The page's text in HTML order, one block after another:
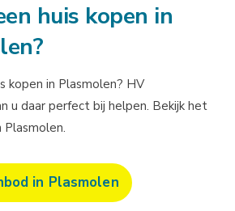
huis kopen in
kopen in Plasmolen? HV
u daar perfect bij helpen. Bekijk het
Plasmolen.
in Plasmolen